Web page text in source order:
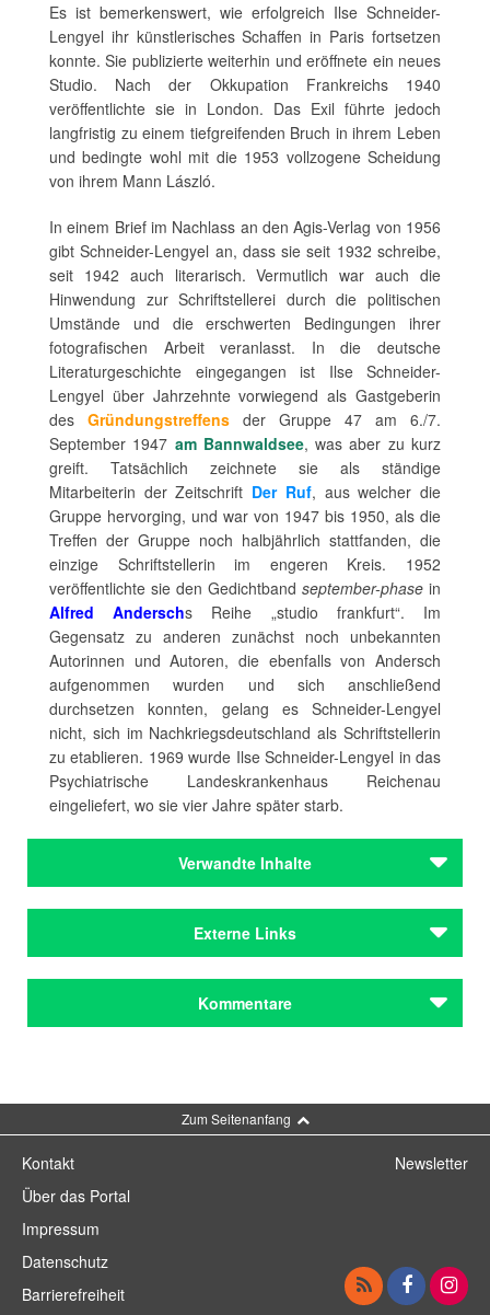
Es ist bemerkenswert, wie erfolgreich Ilse Schneider-
Lengyel ihr künstlerisches Schaffen in Paris fortsetzen
konnte. Sie publizierte weiterhin und eröffnete ein neues
Studio. Nach der Okkupation Frankreichs 1940
veröffentlichte sie in London. Das Exil führte jedoch
langfristig zu einem tiefgreifenden Bruch in ihrem Leben
und bedingte wohl mit die 1953 vollzogene Scheidung
von ihrem Mann László.
In einem Brief im Nachlass an den Agis-Verlag von 1956
gibt Schneider-Lengyel an, dass sie seit 1932 schreibe,
seit 1942 auch literarisch. Vermutlich war auch die
Hinwendung zur Schriftstellerei durch die politischen
Umstände und die erschwerten Bedingungen ihrer
fotografischen Arbeit veranlasst. In die deutsche
Literaturgeschichte eingegangen ist Ilse Schneider-
Lengyel über Jahrzehnte vorwiegend als Gastgeberin
des Gründungstreffens der Gruppe 47 am 6./7.
September 1947 am Bannwaldsee, was aber zu kurz
greift. Tatsächlich zeichnete sie als ständige
Mitarbeiterin der Zeitschrift Der Ruf, aus welcher die
Gruppe hervorging, und war von 1947 bis 1950, als die
Treffen der Gruppe noch halbjährlich stattfanden, die
einzige Schriftstellerin im engeren Kreis. 1952
veröffentlichte sie den Gedichtband september-phase in
Alfred Anderschs Reihe „studio frankfurt“. Im
Gegensatz zu anderen zunächst noch unbekannten
Autorinnen und Autoren, die ebenfalls von Andersch
aufgenommen wurden und sich anschließend
durchsetzen konnten, gelang es Schneider-Lengyel
nicht, sich im Nachkriegsdeutschland als Schriftstellerin
zu etablieren. 1969 wurde Ilse Schneider-Lengyel in das
Psychiatrische Landeskrankenhaus Reichenau
eingeliefert, wo sie vier Jahre später starb.
Verwandte Inhalte
Schneider-Lengyel, Ilse
Autoren
Schneider-Lengyel, Ilse
Reihen & Festivals
Gründungsjubiläum der Gruppe 47 /
Schwangau
Zeitschriften
Der Ruf
Externe Links
Literatur über Ilse Schneider-Lengyel im BVB
Kommentare
Zum Seitenanfang
Kontakt
Über das Portal
Impressum
Datenschutz
Barrierefreiheit
Newsletter